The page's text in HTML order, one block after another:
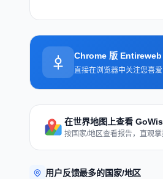
Chrome 版
直接在浏览器中关注您喜
在世界地图上查看
按国家/地区查看报告，直观
用户反馈最多的国家/地区